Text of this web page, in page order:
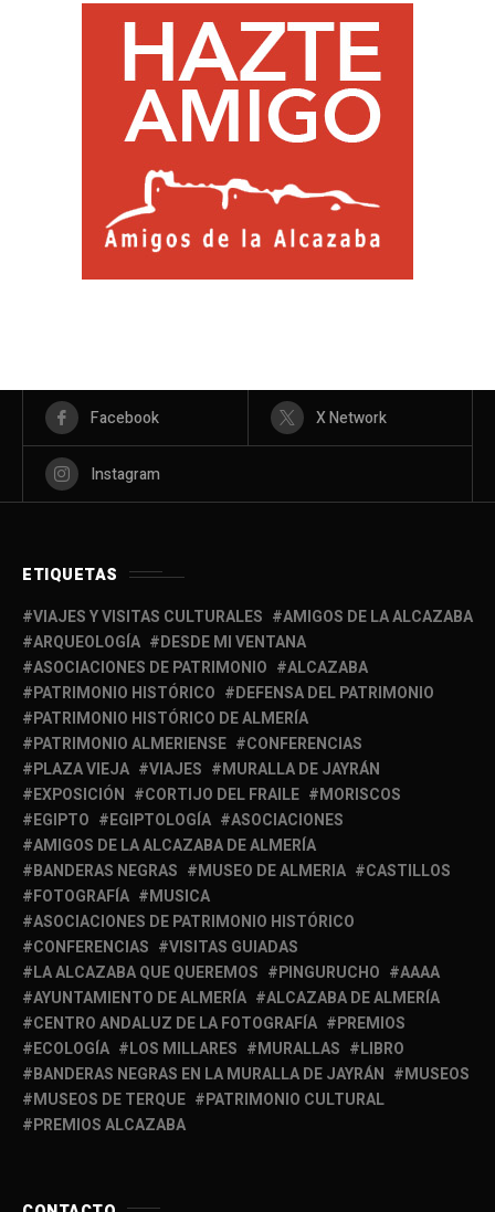
Facebook X Network
Instagram
ETIQUETAS
VIAJES Y VISITAS CULTURALES
AMIGOS DE LA ALCAZABA
ARQUEOLOGÍA
DESDE MI VENTANA
ASOCIACIONES DE PATRIMONIO
ALCAZABA
PATRIMONIO HISTÓRICO
DEFENSA DEL PATRIMONIO
PATRIMONIO HISTÓRICO DE ALMERÍA
PATRIMONIO ALMERIENSE
CONFERENCIAS
PLAZA VIEJA
VIAJES
MURALLA DE JAYRÁN
EXPOSICIÓN
CORTIJO DEL FRAILE
MORISCOS
EGIPTO
EGIPTOLOGÍA
ASOCIACIONES
AMIGOS DE LA ALCAZABA DE ALMERÍA
BANDERAS NEGRAS
MUSEO DE ALMERIA
CASTILLOS
FOTOGRAFÍA
MUSICA
ASOCIACIONES DE PATRIMONIO HISTÓRICO
CONFERENCIAS
VISITAS GUIADAS
LA ALCAZABA QUE QUEREMOS
PINGURUCHO
AAAA
AYUNTAMIENTO DE ALMERÍA
ALCAZABA DE ALMERÍA
CENTRO ANDALUZ DE LA FOTOGRAFÍA
PREMIOS
ECOLOGÍA
LOS MILLARES MURALLAS
LIBRO
BANDERAS NEGRAS EN LA MURALLA DE JAYRÁN
MUSEOS
MUSEOS DE TERQUE
PATRIMONIO CULTURAL
PREMIOS ALCAZABA